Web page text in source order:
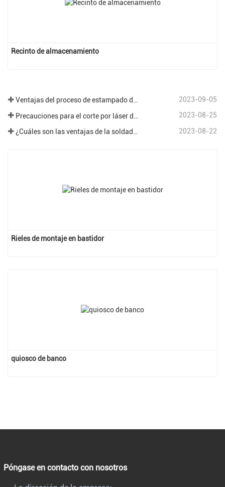
Recinto de almacenamiento
Ventajas del proceso de estampado de chapa. 2023-09-05
2023-08-25
2023-08-22
Rieles de montaje en bastidor
quiosco de banco
Póngase en contacto con nosotros